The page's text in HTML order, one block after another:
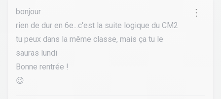
bonjour
rien de dur en 6e...c'est la suite logique du CM2
tu peux dans la même classe, mais ça tu le
sauras lundi
Bonne rentrée !
😉